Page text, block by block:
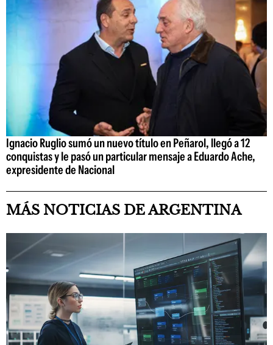
Ignacio Ruglio sumó un nuevo título en Peñarol, llegó a 12
conquistas y le pasó un particular mensaje a Eduardo Ache,
expresidente de Nacional
MÁS NOTICIAS DE ARGENTINA